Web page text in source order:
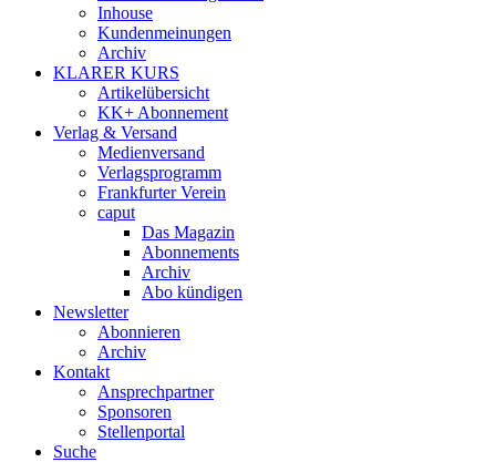
Inhouse
Kundenmeinungen
Archiv
KLARER KURS
Artikelübersicht
KK+ Abonnement
Verlag & Versand
Medienversand
Verlagsprogramm
Frankfurter Verein
caput
Das Magazin
Abonnements
Archiv
Abo kündigen
Newsletter
Abonnieren
Archiv
Kontakt
Ansprechpartner
Sponsoren
Stellenportal
Suche